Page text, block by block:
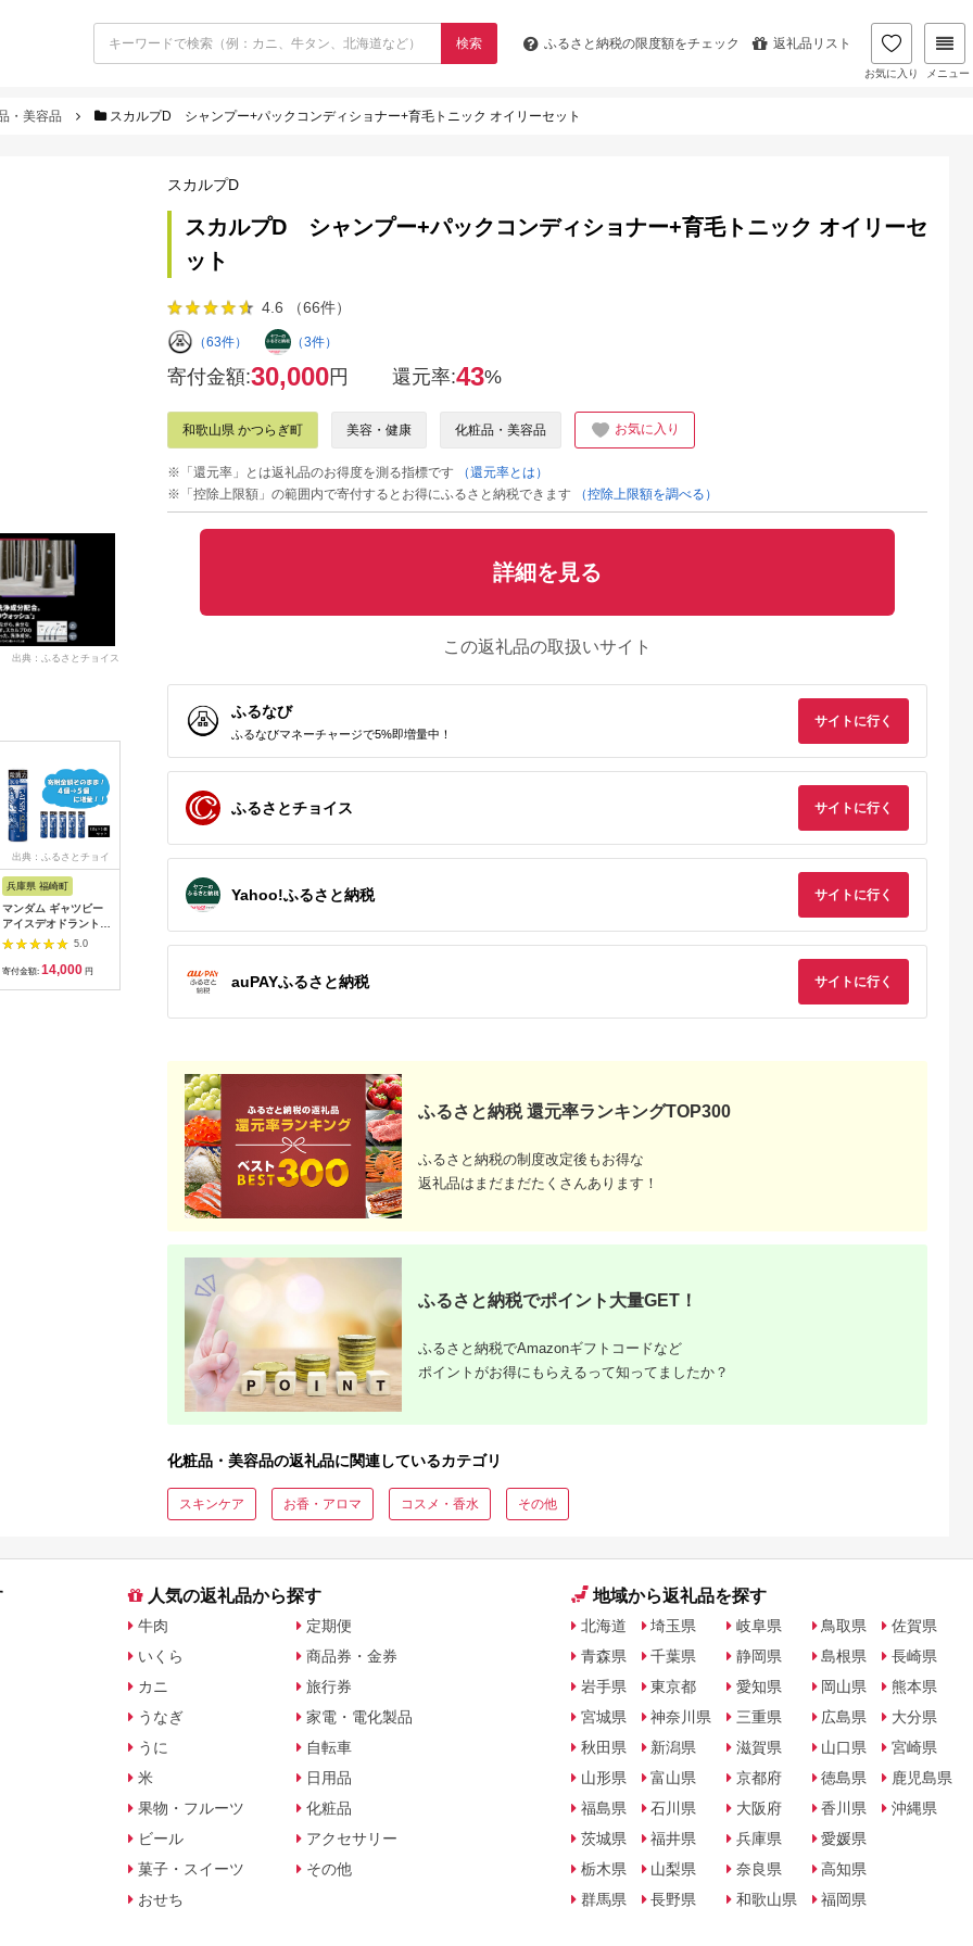
検索 ふるさと納税の限度額をチェック 返礼品リスト
お気に入り メニュー
・美容品 スカルプD シャンプー+パックコンディショナー+育毛トニック オイリーセット
出典：ふるさとチョイス
出典：ふるさとチョイ
ス
兵庫県 福崎町
マンダム ギャツビー
アイスデオドラントス
プレー コールドオー
シャン 5本セット MA-
29 GATSBY 男性化粧
5.0
寄付金額: 14,000 円
出典：ふるなび
岐阜県 瑞浪市
ブレンド精油 2種セッ
センシャルオイル ア
ロマ [AZBE020]
5.0
15,000
出典：マイナビふるさ
京都 府南丹市
口コミ 大好評 乾燥
5.0
出典：ふるさとチョイ
5.0
出典：ふるなび
出典：ふるさとチョイ
ス
5.0
出典：ふるな
羽生市
スカルプD
スカルプD シャンプー+パックコンディショナー+育毛トニック オイリーセ
ット
4.6 （66件）
（63件） （3件）
寄付金額:30,000円 還元率:43%
和歌山県 かつらぎ町 美容・健康 化粧品・美容品 お気に入り
※「還元率」とは返礼品のお得度を測る指標です
（還元率とは）
※「控除上限額」の範囲内で寄付するとお得にふるさと納税できます
（控除上限額を調べる）
詳細を見る
この返礼品の取扱いサイト
ふるなび
ふるなびマネーチャージで5%即増量中！
サイトに行く
ふるさとチョイス サイトに行く
Yahoo!ふるさと納税 サイトに行く
auPAYふるさと納税 サイトに行く
ふるさと納税 還元率ランキングTOP300
ふるさと納税の制度改定後もお得な
返礼品はまだまだたくさんあります！
ふるさと納税でポイント大量GET！
ふるさと納税でAmazonギフトコードなど
ポイントがお得にもらえるって知ってましたか？
化粧品・美容品の返礼品に関連しているカテゴリ
スキンケア お香・アロマ コスメ・香水 その他
人気の返礼品から探す
牛肉
いくら
カニ
うなぎ
うに
米
果物・フルーツ
ビール
菓子・スイーツ
おせち
定期便
商品券・金券
旅行券
家電・電化製品
自転車
日用品
化粧品
アクセサリー
その他
地域から返礼品を探す
北海道
青森県
岩手県
宮城県
秋田県
山形県
福島県
茨城県
栃木県
群馬県
埼玉県
千葉県
東京都
神奈川県
新潟県
富山県
石川県
福井県
山梨県
長野県
岐阜県
静岡県
愛知県
三重県
滋賀県
京都府
大阪府
兵庫県
奈良県
和歌山県
鳥取県
島根県
岡山県
広島県
山口県
徳島県
香川県
愛媛県
高知県
福岡県
佐賀県
長崎県
熊本県
大分県
宮崎県
鹿児島県
沖縄県